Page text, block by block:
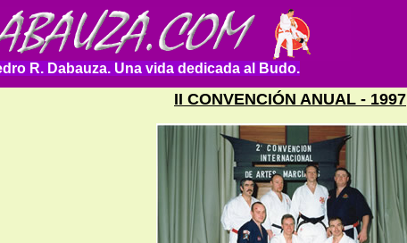
R. Dabauza. Una vida dedicada al Budo.
II CONVENCIÓN ANUAL - 1997